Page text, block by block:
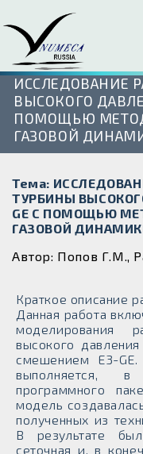
ИССЛЕДОВАНИЕ
ВЫСОКОГО
ПОМОЩЬЮ
ГАЗОВОЙ
Тема:
ТУРБИНЫ
GE С ПОМОЩЬЮ
ГАЗОВОЙ
Автор: Попов Г.М.,
Краткое описание
Данная работа
моделирования
высокого
смешением E3-
выполняется,
программного
модель
полученных из
В результате
сеточная и, в